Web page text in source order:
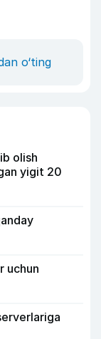
o‘ting
olish
yigit 20
uchun